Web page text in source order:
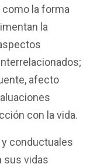
la forma
la
afecto
con la vida.
conductuales
sus vidas